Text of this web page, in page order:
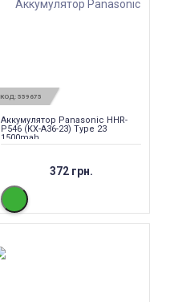
КОД: 559675
Аккумулятор Panasonic HHR-
P546 (KX-A36-23) Type 23
1500mah
372 грн.